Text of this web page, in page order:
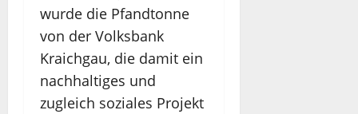
wurde die Pfandtonne
von der Volksbank
Kraichgau, die damit ein
nachhaltiges und
zugleich soziales Projekt